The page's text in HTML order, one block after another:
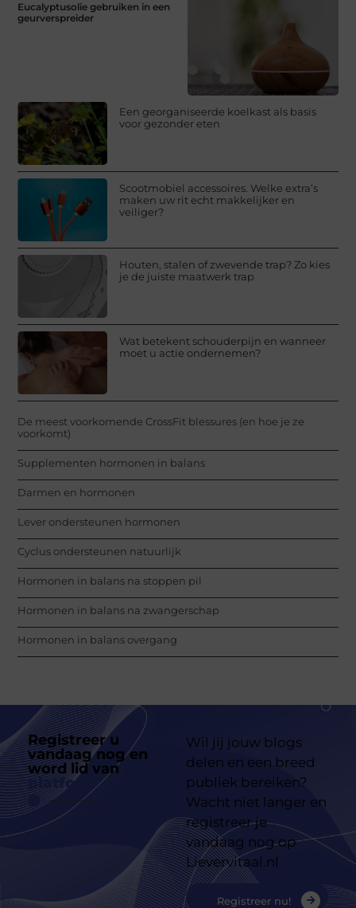
Eucalyptusolie gebruiken in een
geurverspreider
Een georganiseerde koelkast als basis
voor gezonder eten
Scootmobiel accessoires. Welke extra’s
maken uw rit echt makkelijker en
veiliger?
Houten, stalen of zwevende trap? Zo kies
je de juiste maatwerk trap
Wat betekent schouderpijn en wanneer
moet u actie ondernemen?
De meest voorkomende CrossFit blessures (en hoe je ze
voorkomt)
Supplementen hormonen in balans
Darmen en hormonen
Lever ondersteunen hormonen
Cyclus ondersteunen natuurlijk
Hormonen in balans na stoppen pil
Hormonen in balans na zwangerschap
Hormonen in balans overgang
Registreer u
vandaag nog en
word lid van
platform
Wil jij jouw blogs
delen en een breed
publiek bereiken?
Wacht niet langer en
registreer je
vandaag nog op
Lievervitaal.nl
Registreer nu!